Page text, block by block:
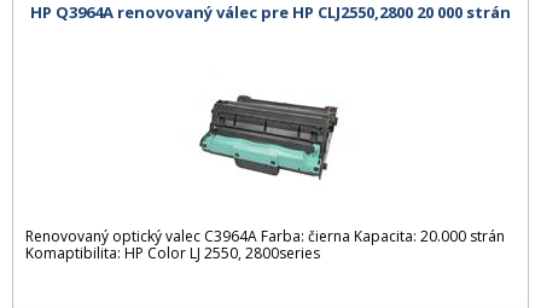
HP Q3964A renovovaný válec pre HP CLJ2550,2800 20 000 strán
Renovovaný optický valec C3964A Farba: čierna Kapacita: 20.000 strán
Komaptibilita: HP Color LJ 2550, 2800series